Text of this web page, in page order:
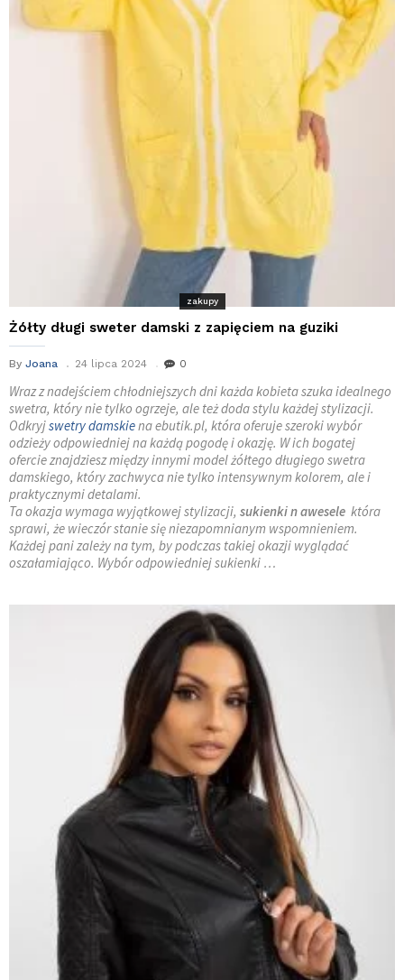
zakupy
Żółty długi sweter damski z zapięciem na guziki
By Joana 24 lipca 2024 0
Wraz z nadejściem chłodniejszych dni każda kobieta szuka idealnego
swetra, który nie tylko ogrzeje, ale też doda stylu każdej stylizacji.
Odkryjswetry damskiena ebutik.pl, która oferuje szeroki wybór
odzieży odpowiedniej na każdą pogodę i okazję. W ich bogatej
ofercie znajdziesz między innymi model żółtego długiego swetra
damskiego, który zachwyca nie tylko intensywnym kolorem, ale i
praktycznymi detalami.
Ta okazja wymaga wyjątkowej stylizacji, sukienki n awesele która
sprawi, że wieczór stanie się niezapomnianym wspomnieniem.
Każdej pani zależy na tym, by podczas takiej okazji wyglądać
oszałamiająco. Wybór odpowiedniej sukienki …